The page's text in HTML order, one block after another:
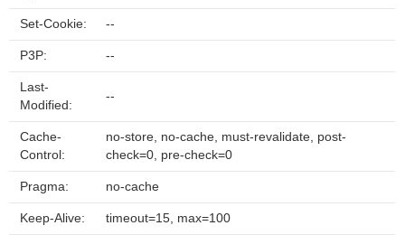
Set-Cookie: --
P3P: --
Last-
Modified:
--
Cache-
Control:
no-store, no-cache, must-revalidate, post-
check=0, pre-check=0
Pragma: no-cache
Keep-Alive: timeout=15, max=100